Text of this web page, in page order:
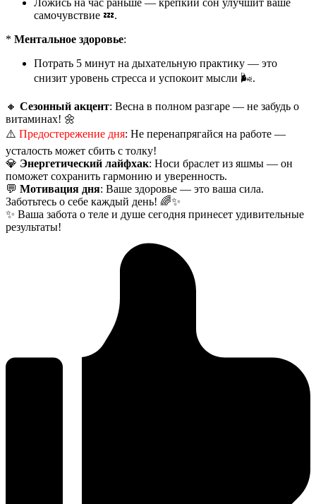
Ложись на час раньше — крепкий сон улучшит ваше
самочувствие 💤.
* Ментальное здоровье:
Потрать 5 минут на дыхательную практику — это
снизит уровень стресса и успокоит мысли 🌬️.
🔸 Сезонный акцент: Весна в полном разгаре — не забудь о
витаминах! 🌼
⚠️ Предостережение дня: Не перенапрягайся на работе —
усталость может сбить с толку!
💎 Энергетический лайфхак: Носи браслет из яшмы — он
поможет сохранить гармонию и уверенность.
💬 Мотивация дня: Ваше здоровье — это ваша сила.
Заботьтесь о себе каждый день! 🌈✨
✨ Ваша забота о теле и душе сегодня принесет удивительные
результаты!